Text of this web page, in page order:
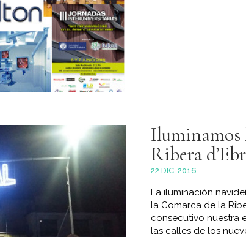
Iluminamos
Ribera
22 DIC, 2016
La iluminación
la Comarca de la
consecutivo nuestra
las calles de los